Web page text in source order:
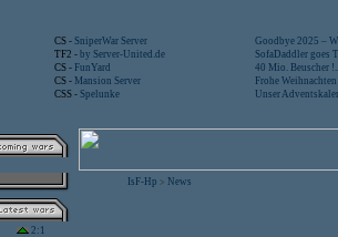
CS - SniperWar Server
Goodbye 2025 –
TF2 - by Server-United.de
SofaDaddler goes
CS - FunYard
40 Mio. Beuscher
CS - Mansion Server
Frohe
CSS - Spelunke Unser
2:1
IsF-Hp > News